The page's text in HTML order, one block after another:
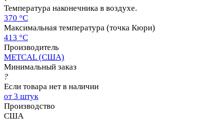
Температура наконечника в воздухе.
370 °C
Максимальная температура (точка Кюри)
413 °C
Производитель
METCAL (США)
Минимальный заказ
?
Если товара нет в наличии
от 3 штук
Производство
США